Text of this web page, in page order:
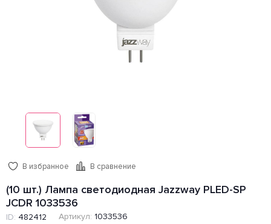
В избранное В сравнение
(10 шт.) Лампа светодиодная Jazzway PLED-SP
JCDR 1033536
ID: 482412 Артикул: 1033536